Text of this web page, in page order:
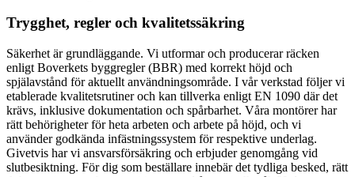
Trygghet, regler och kvalitetssäkring
Säkerhet är grundläggande. Vi utformar och producerar räcken
enligt Boverkets byggregler (BBR) med korrekt höjd och
spjälavstånd för aktuellt användningsområde. I vår verkstad följer vi
etablerade kvalitetsrutiner och kan tillverka enligt EN 1090 där det
krävs, inklusive dokumentation och spårbarhet. Våra montörer har
rätt behörigheter för heta arbeten och arbete på höjd, och vi
använder godkända infästningssystem för respektive underlag.
Givetvis har vi ansvarsförsäkring och erbjuder genomgång vid
slutbesiktning. För dig som beställare innebär det tydliga besked, rätt